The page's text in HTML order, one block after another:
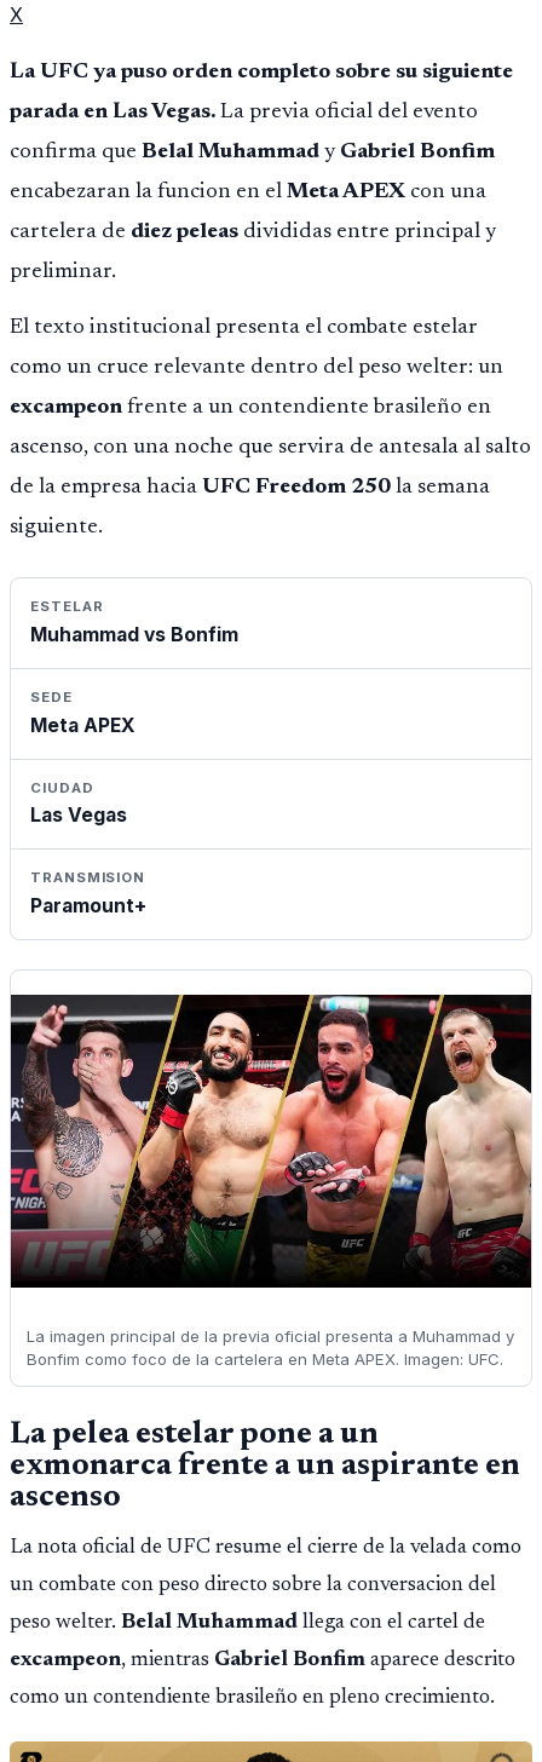
X
La UFC ya puso orden completo sobre su siguiente
parada en Las Vegas. La previa oficial del evento
confirma que Belal Muhammad y Gabriel Bonfim
encabezaran la funcion en el Meta APEX con una
cartelera de diez peleas divididas entre principal y
preliminar.
El texto institucional presenta el combate estelar
como un cruce relevante dentro del peso welter: un
excampeon frente a un contendiente brasileño en
ascenso, con una noche que servira de antesala al salto
de la empresa hacia UFC Freedom 250 la semana
siguiente.
ESTELAR
Muhammad vs Bonfim
SEDE
Meta APEX
CIUDAD
Las Vegas
TRANSMISION
Paramount+
La imagen principal de la previa oficial presenta a Muhammad y
Bonfim como foco de la cartelera en Meta APEX. Imagen: UFC.
La pelea estelar pone a un
exmonarca frente a un aspirante en
ascenso
La nota oficial de UFC resume el cierre de la velada como
un combate con peso directo sobre la conversacion del
peso welter. Belal Muhammad llega con el cartel de
excampeon, mientras Gabriel Bonfim aparece descrito
como un contendiente brasileño en pleno crecimiento.